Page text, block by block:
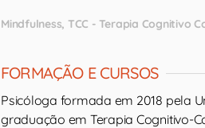
Mindfulness TCC - Terapia Cognitivo
FORMAÇÃO E CURSOS
Psicóloga formada em 2018 pela
graduação em Terapia Cognitivo-